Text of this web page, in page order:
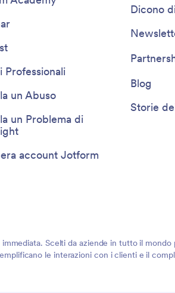
Professionali
un Abuso
un Problema di
account Jotform
Dicono
Blog
Storie
Scelti da aziende in tutto il
le interazioni con i clienti e il